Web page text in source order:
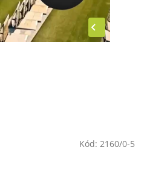
Kód: 2160/0-5